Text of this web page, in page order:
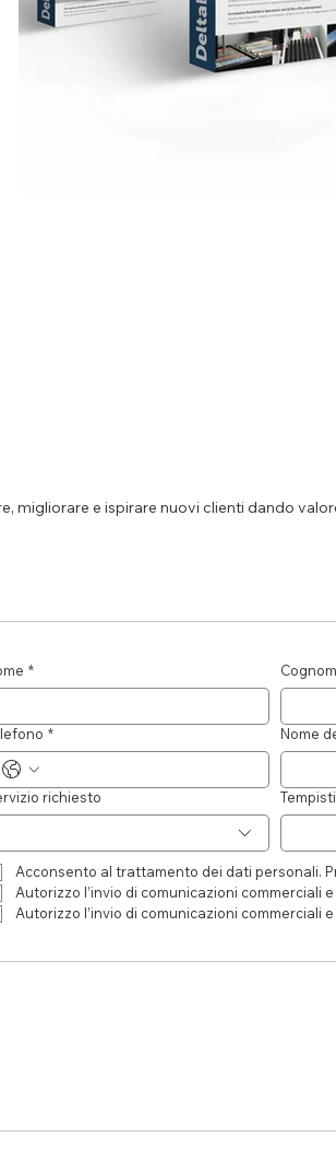
migliorare e ispirare nuovi clienti dando
*
* Nome
richiesto
Acconsento al trattamento dei dati personali.
Autorizzo l’invio di comunicazioni commerciali
Autorizzo l’invio di comunicazioni commerciali